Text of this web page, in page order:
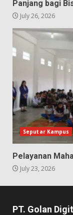
Panjang bagi
July 26, 2026
Seputar Kampus
Pelayanan
July 23, 2026
PT. Golan